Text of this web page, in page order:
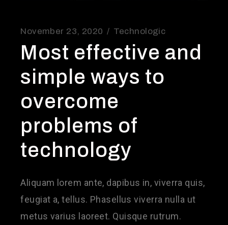
November 23, 2020 Technologic
Most effective and
simple ways to
overcome
problems of
technology
Aliquam lorem ante, dapibus in, viverra quis,
feugiat a, tellus. Phasellus viverra nulla ut
metus varius laoreet. Quisque rutrum.